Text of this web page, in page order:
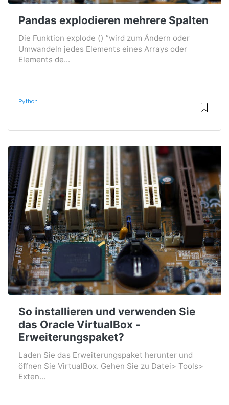
Pandas explodieren mehrere Spalten
Die Funktion explode () ”wird zum Ändern oder
Umwandeln jedes Elements eines Arrays oder
Elements de...
Python
So installieren und verwenden Sie
das Oracle VirtualBox -
Erweiterungspaket?
Laden Sie das Erweiterungspaket herunter und
öffnen Sie VirtualBox. Gehen Sie zu Datei> Tools>
Exten...